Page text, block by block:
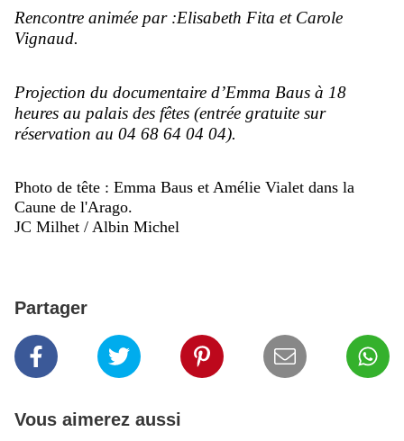
Rencontre animée par :Elisabeth Fita et Carole
Vignaud.
Projection du documentaire d’Emma Baus à 18
heures au palais des fêtes (entrée gratuite sur
réservation au 04 68 64 04 04).
Photo de tête : Emma Baus et Amélie Vialet dans la
Caune de l'Arago.
JC Milhet / Albin Michel
Partager
Vous aimerez aussi